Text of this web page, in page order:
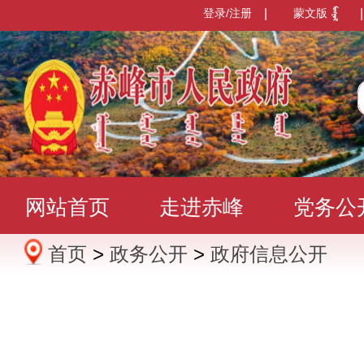
蒙文版
登录/注册
网站首页 走进赤峰 党务公
办事服务 政民互动 数据发
首页 > 政务公开 > 政府信息公开